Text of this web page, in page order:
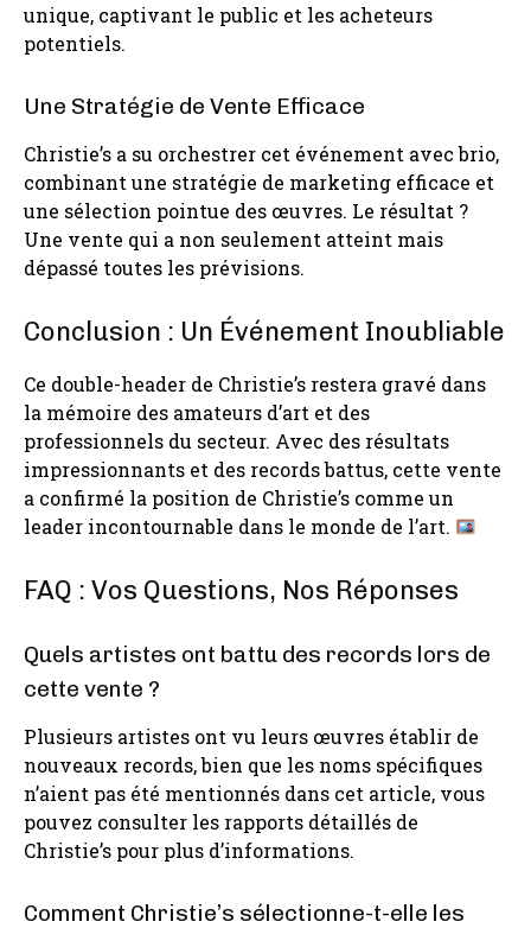
unique, captivant le public et les acheteurs
potentiels.
Une Stratégie de Vente Efficace
Christie’s a su orchestrer cet événement avec brio,
combinant une stratégie de marketing efficace et
une sélection pointue des œuvres. Le résultat ?
Une vente qui a non seulement atteint mais
dépassé toutes les prévisions.
Conclusion : Un Événement Inoubliable
Ce double-header de Christie’s restera gravé dans
la mémoire des amateurs d’art et des
professionnels du secteur. Avec des résultats
impressionnants et des records battus, cette vente
a confirmé la position de Christie’s comme un
leader incontournable dans le monde de l’art.
FAQ : Vos Questions, Nos Réponses
Quels artistes ont battu des records lors de
cette vente ?
Plusieurs artistes ont vu leurs œuvres établir de
nouveaux records, bien que les noms spécifiques
n’aient pas été mentionnés dans cet article, vous
pouvez consulter les rapports détaillés de
Christie’s pour plus d’informations.
Comment Christie’s sélectionne-t-elle les